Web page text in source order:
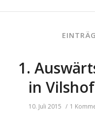
1.
in
10. Juli 2015 / 1